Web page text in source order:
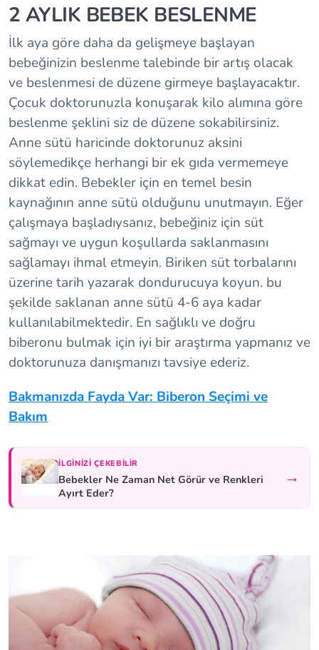
2 AYLIK BEBEK BESLENME
İlk aya göre daha da gelişmeye başlayan
bebeğinizin beslenme talebinde bir artış olacak
ve beslenmesi de düzene girmeye başlayacaktır.
Çocuk doktorunuzla konuşarak kilo alımına göre
beslenme şeklini siz de düzene sokabilirsiniz.
Anne sütü haricinde doktorunuz aksini
söylemedikçe herhangi bir ek gıda vermemeye
dikkat edin. Bebekler için en temel besin
kaynağının anne sütü olduğunu unutmayın. Eğer
çalışmaya başladıysanız, bebeğiniz için süt
sağmayı ve uygun koşullarda saklanmasını
sağlamayı ihmal etmeyin. Biriken süt torbalarını
üzerine tarih yazarak dondurucuya koyun. bu
şekilde saklanan anne sütü 4-6 aya kadar
kullanılabilmektedir. En sağlıklı ve doğru
biberonu bulmak için iyi bir araştırma yapmanız ve
doktorunuza danışmanızı tavsiye ederiz.
Bakmanızda Fayda Var: Biberon Seçimi ve
Bakım
İLGINIZI ÇEKEBILIR
Bebekler Ne Zaman Net Görür ve Renkleri
Ayırt Eder?
→